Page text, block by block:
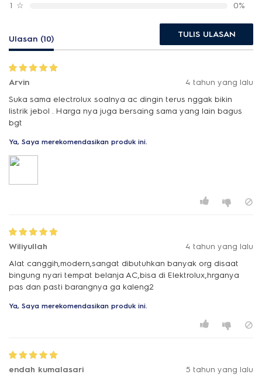
1 ☆ 0%
Ulasan (10) TULIS ULASAN
Arvin
4 tahun yang lalu
Suka sama electrolux soalnya ac dingin terus nggak bikin
listrik jebol . Harga nya juga bersaing sama yang lain bagus
bgt
Ya, Saya merekomendasikan produk ini.
Wiliyullah
4 tahun yang lalu
Alat canggih,modern,sangat dibutuhkan banyak org disaat
bingung nyari tempat belanja AC,bisa di Elektrolux,hrganya
pas dan pasti barangnya ga kaleng2
Ya, Saya merekomendasikan produk ini.
endah kumalasari
5 tahun yang lalu